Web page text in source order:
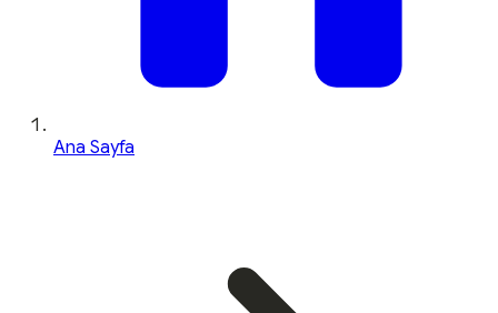
Ana Sayfa